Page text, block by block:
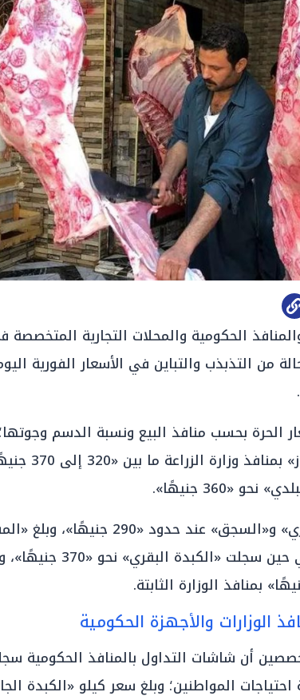
الحكومية والمحلات التجارية المتخصصة
من التذبذب والتباين في الأسعار الفورية
الحرة بحسب منافذ البيع ونسبة الدسم
أسعار «المكعبات
«360 جنيهًا».
واستقرت «الكفتة البقري» و«السجق» عند حدود «290
مستوى «300 جنيه»، في حين سجلت «الكبدة
الوزارات والأجهزة الحكومية
أن شاشات التداول بالمنافذ الحكومية
المواطنين؛ وبلغ سعر كيلو «الكبدة